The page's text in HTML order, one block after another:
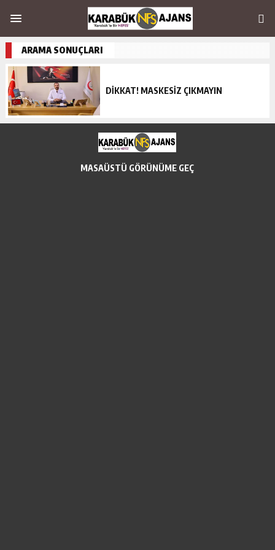
ARAMA SONUÇLARI
DİKKAT! MASKESİZ ÇIKMAYIN
MASAÜSTÜ GÖRÜNÜME GEÇ